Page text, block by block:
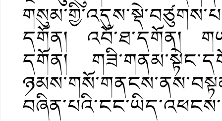
དགོན། འབོ་ཐ་དགོན།
དགོན།